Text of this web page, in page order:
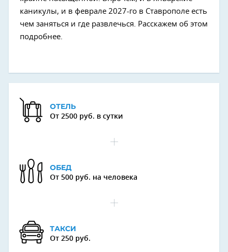
каникулы, и в феврале 2027-го в Ставрополе есть
чем заняться и где развлечься. Расскажем об этом
подробнее.
ОТЕЛЬ
От 2500 руб. в сутки
ОБЕД
От 500 руб. на человека
ТАКСИ
От 250 руб.